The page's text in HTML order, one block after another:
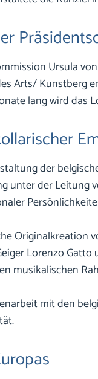
Ursula
Arts/ Kunstberg
lang wird das
der
unter der Leitung
Originalkreation
Lorenzo
musikalischen
mit den